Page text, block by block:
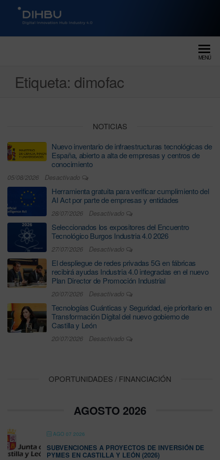
DIGITAL INNOVATION HUB
MENÚ
Etiqueta: dimofac
NOTICIAS
Nuevo inventario de infraestructuras tecnológicas de
España, abierto a alta de empresas y centros de
conocimiento
05/08/2026 Desactivado
Herramienta gratuita para verificar cumplimiento del
AI Act por parte de empresas y entidades
28/07/2026 Desactivado
Seleccionados los expositores del Encuentro
Tecnológico Burgos Industria 4.0 2026
27/07/2026 Desactivado
El despliegue de redes privadas 5G en fábricas
recibirá ayudas Industria 4.0 integradas en el nuevo
Plan Director de Promoción Industrial
20/07/2026 Desactivado
Tecnologías Cuánticas y Seguridad, eje prioritario en
Transformación Digital del nuevo gobierno de
Castilla y León
20/07/2026 Desactivado
OPORTUNIDADES / FINANCIACIÓN
AGOSTO 2026
AGO 07 2026
SUBVENCIONES A PROYECTOS DE INVERSIÓN DE
PYMES EN CASTILLA Y LEÓN (2026)